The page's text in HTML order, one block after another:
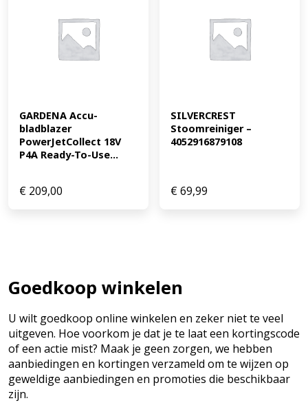
GARDENA Accu-
bladblazer
PowerJetCollect 18V
P4A Ready-To-Use...
€ 209,00
SILVERCREST
Stoomreiniger –
4052916879108
€69,99
Goedkoop winkelen
U wilt goedkoop online winkelen en zeker niet te veel
uitgeven. Hoe voorkom je dat je te laat een kortingscode
of een actie mist? Maak je geen zorgen, we hebben
aanbiedingen en kortingen verzameld om te wijzen op
geweldige aanbiedingen en promoties die beschikbaar
zijn.